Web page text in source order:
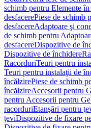
schimb pentru Elemente în
desfacerePiese de schimb
desfacereAdaptoare şi
de schimb pentru
desfacereDispozitive de
Dispozitive de închidere
RacorduriTeuri pentru
Teuri pentru instalaţii de
încălzirePiese de schimb
încălzireAccesorii pentru
pentru Accesorii pentru
racorduriEtanşări pentru
ţeviDispozitive de fixare